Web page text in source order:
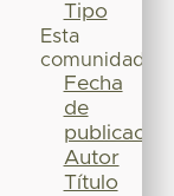
Tipo
Esta
comunidad
Fecha
de
publicación
Autor
Título